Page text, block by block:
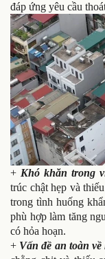
đáp ứng yêu cầu
+ Khó khăn trong
trúc chật hẹp và
trong tình huống
phù hợp làm tăng
có hỏa hoạn.
+ Vấn đề an toàn